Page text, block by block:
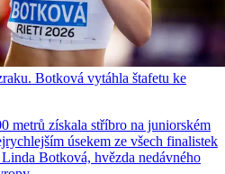
Botková vytáhla štafetu ke
metrů získala stříbro na juniorském
úsekem ze všech finalistek
Botková, hvězda nedávného